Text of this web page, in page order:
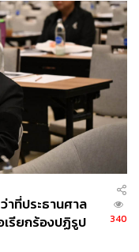
ที่ประธานศาล
รียกร้องปฏิรูป
340